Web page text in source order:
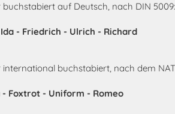
auf Deutsch, nach DIN 5009:
- Friedrich - Ulrich - Richard
buchstabiert, nach dem
Foxtrot - Uniform - Romeo